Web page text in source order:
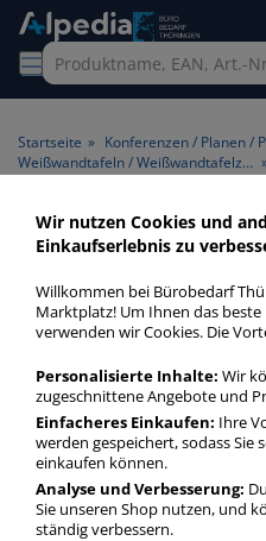
Startseite »
Weißwandtafeln / Weißwandtafelzubehör
Whiteboards
Whiteboards lackiert in bester
Funktion.
Whiteboards lackiert
mehr Infos zur Kategorie
Wir nutzen Cookies und
Einkaufserlebnis zu
Willkommen bei Bürobedarf
Marktplatz! Um Ihnen das
verwenden wir Cookies. Die
Personalisierte Inhalte: Wir
zugeschnittene Angebote und
Einfacheres Einkaufen: Ihre
werden gespeichert, sodass
einkaufen können.
Analyse und Verbesserung:
Sie unseren Shop nutzen, und
ständig verbessern.